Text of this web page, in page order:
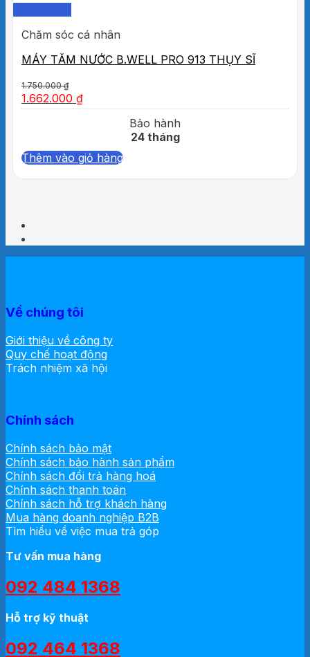
Chăm sóc cá nhân
MÁY TĂM NƯỚC B.WELL PRO 913 THỤY SĨ
1.750.000₫
1.662.000 ₫
Bảo hành
24 tháng
Thêm vào giỏ hàng
Về chúng tôi
Giới thiệu về công ty
Quy chế hoạt động
Trách nhiệm xã hội
Chính sách
Chính sách bảo mật
Chính sách bảo hành sản phẩm
Chính sách đổi trả hàng hoá
Chính sách thanh toán
Chính sách hỗ trợ khách hàng
Mua hàng doanh nghiệp B2B
Tìm hiểu về việc mua trả góp
Tư vấn mua hàng
092 484 1368
Hỗ trợ kỹ thuật
092 464 1368